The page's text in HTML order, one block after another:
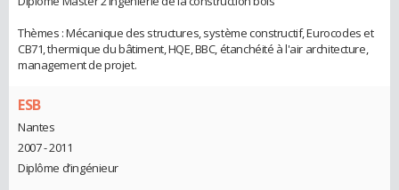
Thèmes : Mécanique des structures, système constructif, Eurocodes et
CB71, thermique du bâtiment, HQE, BBC, étanchéité à l'air architecture,
management de projet.
ESB
Nantes
2007 - 2011
Diplôme d’ingénieur